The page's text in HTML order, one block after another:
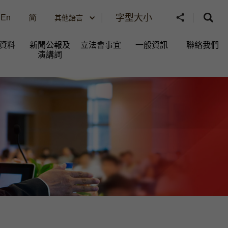
En 简 其他語言 字型大小
料
新聞公報及
演講詞
立法會事宜 一般資訊​ 聯絡我們